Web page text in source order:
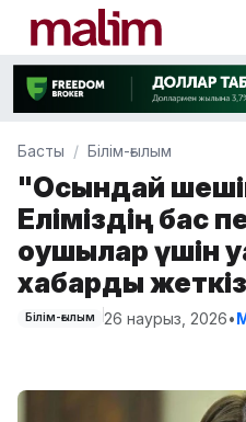
Басты Білім-ғылым
"Осындай
Еліміздің бас
оқушылар үшін
хабарды
Білім-ғылым 26 наурыз, 2026•